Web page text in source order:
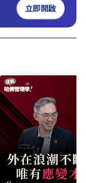
立即開啟